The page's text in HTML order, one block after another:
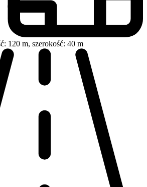
120 m, szerokość: 40 m